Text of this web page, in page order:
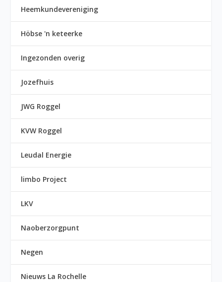
Heemkundevereniging
Höbse 'n keteerke
Ingezonden overig
Jozefhuis
JWG Roggel
KVW Roggel
Leudal Energie
limbo Project
LKV
Naoberzorgpunt
Negen
Nieuws La Rochelle